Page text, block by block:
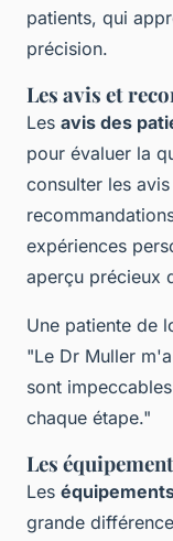
patients, qui
précision.
Les avis et
Les avis des
pour évaluer la
consulter les
expériences
aperçu précieux
Une patiente de
"Le Dr Muller
sont
chaque étape."
Les
Les
grande